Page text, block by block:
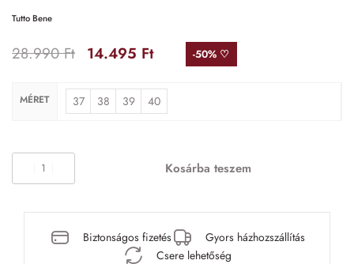
Tutto Bene
28.990Ft 14.495 Ft -50% ♡
MÉRET 37 38 39 40
Kosárba teszem
Biztonságos fizetés
Gyors házhozszállítás
Csere lehetőség